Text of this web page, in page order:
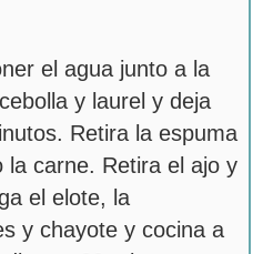
el agua junto a la
y laurel y deja
Retira la espuma
la carne. Retira el ajo y
el elote, la
y chayote y cocina a